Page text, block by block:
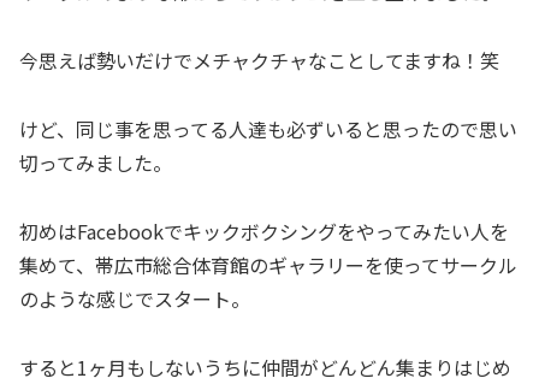
今思えば勢いだけでメチャクチャなことしてますね！笑
けど、同じ事を思ってる人達も必ずいると思ったので思い
切ってみました。
初めはFacebookでキックボクシングをやってみたい人を
集めて、帯広市総合体育館のギャラリーを使ってサークル
のような感じでスタート。
すると1ヶ月もしないうちに仲間がどんどん集まりはじめ